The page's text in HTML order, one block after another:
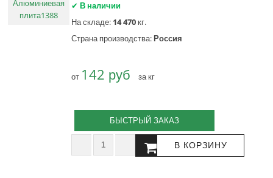
✔ В наличии
На складе: 14 470кг.
Страна производства:Россия
от 142 руб за кг
БЫСТРЫЙ ЗАКАЗ